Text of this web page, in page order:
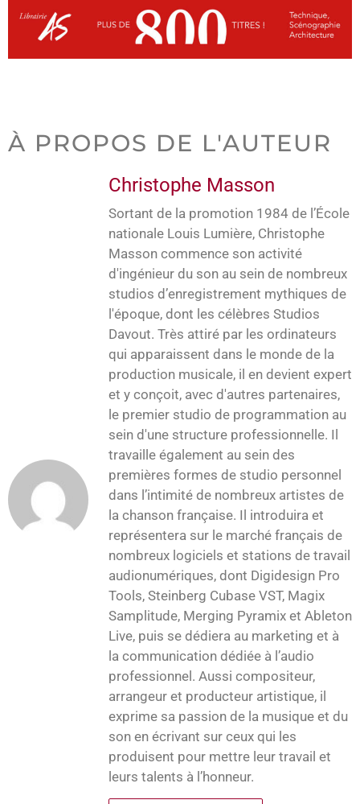
À PROPOS DE L'AUTEUR
Christophe Masson
Sortant de la promotion 1984 de l’École
nationale Louis Lumière, Christophe
Masson commence son activité
d'ingénieur du son au sein de nombreux
studios d’enregistrement mythiques de
l'époque, dont les célèbres Studios
Davout. Très attiré par les ordinateurs
qui apparaissent dans le monde de la
production musicale, il en devient expert
et y conçoit, avec d'autres partenaires,
le premier studio de programmation au
sein d'une structure professionnelle. Il
travaille également au sein des
premières formes de studio personnel
dans l’intimité de nombreux artistes de
la chanson française. Il introduira et
représentera sur le marché français de
nombreux logiciels et stations de travail
audionumériques, dont Digidesign Pro
Tools, Steinberg Cubase VST, Magix
Samplitude, Merging Pyramix et Ableton
Live, puis se dédiera au marketing et à
la communication dédiée à l’audio
professionnel. Aussi compositeur,
arrangeur et producteur artistique, il
exprime sa passion de la musique et du
son en écrivant sur ceux qui les
produisent pour mettre leur travail et
leurs talents à l’honneur.